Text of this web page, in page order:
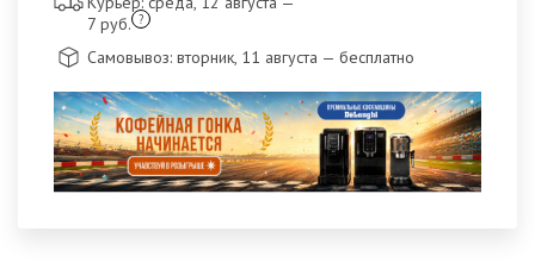
7 руб. ?
Самовывоз: вторник, 11 августа — бесплатно